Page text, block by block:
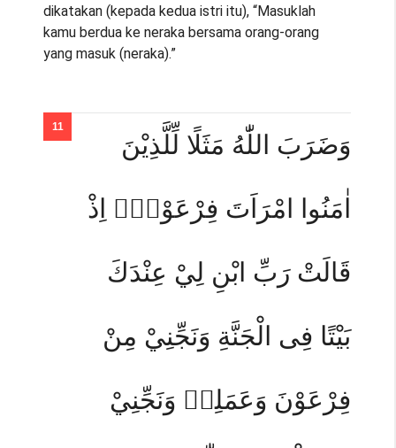
dikatakan (kepada kedua istri itu), “Masuklah
kamu berdua ke neraka bersama orang-orang
yang masuk (neraka).”
وَضَرَبَ اللّٰهُ مَثَلًا لِّلَّذِيْنَ
اٰمَنُوا امْرَاَتَ فِرْعَوْنَۘ اِذْ
قَالَتْ رَبِّ ابْنِ لِيْ عِنْدَكَ
بَيْتًا فِى الْجَنَّةِ وَنَجِّنِيْ مِنْ
فِرْعَوْنَ وَعَمَلِهٖ وَنَجِّنِيْ